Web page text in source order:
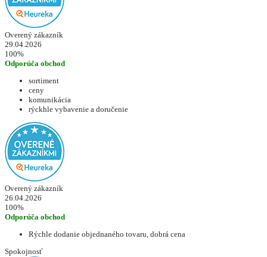
Overený zákazník
29.04.2026
100%
Odporúča obchod
sortiment
ceny
komunikácia
rýckhle vybavenie a doručenie
Overený zákazník
26.04.2026
100%
Odporúča obchod
Rýchle dodanie objednaného tovaru, dobrá cena
Spokojnosť